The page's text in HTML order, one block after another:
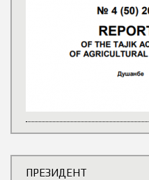
ПРЕЗИДЕНТ